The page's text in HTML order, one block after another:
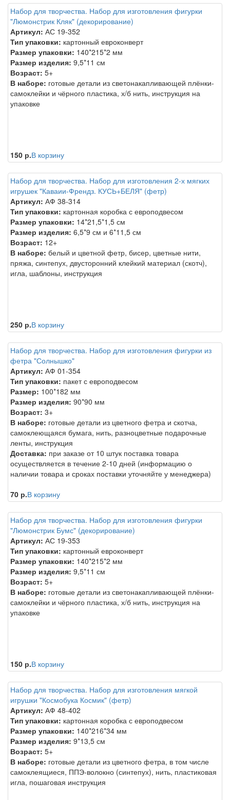
Набор для творчества. Набор для изготовления фигурки
"Люмонстрик Кляк" (декорирование)
Артикул: АС 19-352
Тип упаковки: картонный евроконверт
Размер упаковки: 140*215*2 мм
Размер изделия: 9,5*11 см
Возраст: 5+
В наборе: готовые детали из светонакапливающей плёнки-
самоклейки и чёрного пластика, х/б нить, инструкция на
упаковке
150 р.В корзину
Набор для творчества. Набор для изготовления 2-х мягких
игрушек "Каваии-Френдз. КУСЬ+БЕЛЯ" (фетр)
Артикул: АФ 38-314
Тип упаковки: картонная коробка с европодвесом
Размер упаковки: 14*21,5*1,5 см
Размер изделия: 6,5*9 см и 6*11,5 см
Возраст: 12+
В наборе: белый и цветной фетр, бисер, цветные нити,
пряжа, синтепух, двусторонний клейкий материал (скотч),
игла, шаблоны, инструкция
250 р.В корзину
Набор для творчества. Набор для изготовления фигурки из
фетра "Солнышко"
Артикул: АФ 01-354
Тип упаковки: пакет с европодвесом
Размер: 100*182 мм
Размер изделия: 90*90 мм
Возраст: 3+
В наборе: готовые детали из цветного фетра и скотча,
самоклеющаяся бумага, нить, разноцветные подарочные
ленты, инструкция
Доставка: при заказе от 10 штук поставка товара
осуществляется в течение 2-10 дней (информацию о
наличии товара и сроках поставки уточняйте у менеджера)
70 р.В корзину
Набор для творчества. Набор для изготовления фигурки
"Люмонстрик Бумс" (декорирование)
Артикул: АС 19-353
Тип упаковки: картонный евроконверт
Размер упаковки: 140*215*2 мм
Размер изделия: 9,5*11 см
Возраст: 5+
В наборе: готовые детали из светонакапливающей плёнки-
самоклейки и чёрного пластика, х/б нить, инструкция на
упаковке
150 р.В корзину
Набор для творчества. Набор для изготовления мягкой
игрушки "Космобука Космик" (фетр)
Артикул: АФ 48-402
Тип упаковки: картонная коробка с европодвесом
Размер упаковки: 140*216*34 мм
Размер изделия: 9*13,5 см
Возраст: 5+
В наборе: готовые детали из цветного фетра, в том числе
самоклеящиеся, ППЭ-волокно (синтепух), нить, пластиковая
игла, пошаговая инструкция